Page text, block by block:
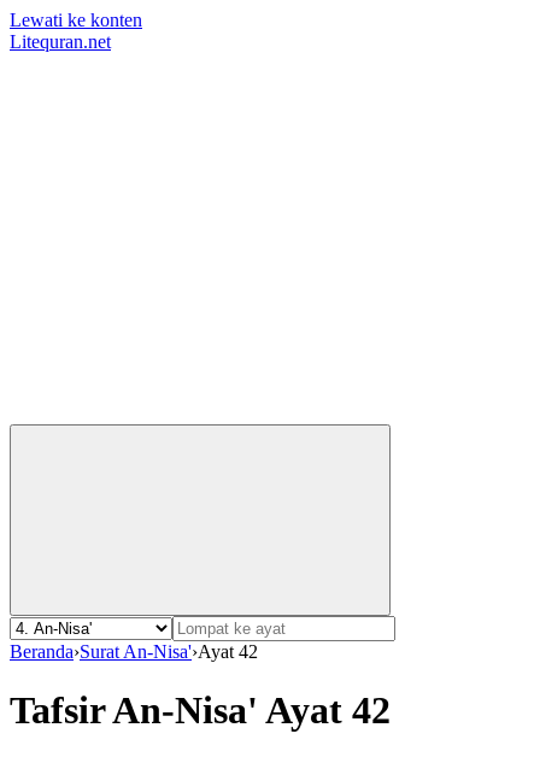
Lewati ke konten
Litequran.net
Beranda›Surat An-Nisa'›Ayat 42
Tafsir An-Nisa' Ayat 42